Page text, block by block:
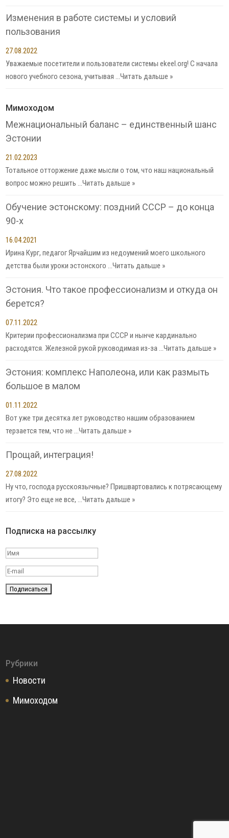
Изменения в работе системы и условий
пользования
27.08.2022
Уважаемые посетители и пользователи системы ekeel.org! С начала
нового учебного сезона, учитывая …Читать дальше »
Мимоходом
Межнациональный баланс – единственный шанс
Эстонии
21.02.2023
Тотальное отторжение даже мысли о том, что наш национальный
вопрос можно решить …Читать дальше »
Обучение эстонскому: поздний СССР – до конца
90-х
16.04.2021
Ирина Кург, педагог Ярчайшим из недоумений моего школьного
детства были уроки эстонского …Читать дальше »
Эстония. Что такое профессионализм и откуда он
берется?
07.11.2022
Критерии профессионализма при СССР и нынче кардинально
расходятся. Железной рукой руководимая из-за …Читать дальше »
Эстония: комплекс Наполеона, или как размыть
большое в малом
01.11.2022
Вот уже три десятка лет руководство нашим образованием
терзается тем, что не …Читать дальше »
Прощай, интеграция!
27.08.2022
Ну что, господа русскоязычные? Пришвартовались к потрясающему
итогу? Это еще не все, …Читать дальше »
Подписка на рассылку
Рубрики
Новости
Мимоходом